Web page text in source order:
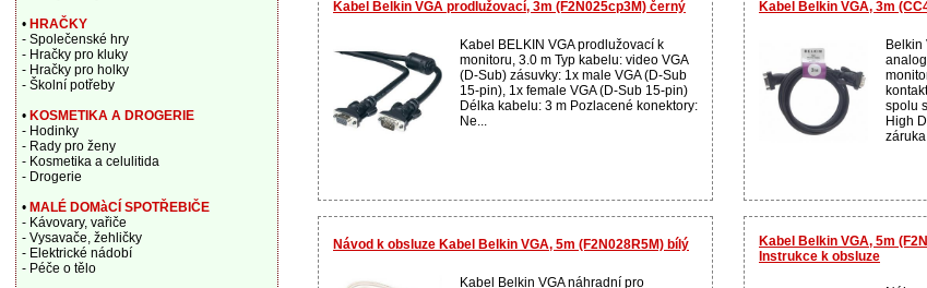
Kabel Belkin VGA prodlužovací, 3m (F2N025cp3M) černý
Kabel BELKIN VGA prodlužovací k
monitoru, 3.0 m Typ kabelu: video VGA
(D-Sub) zásuvky: 1x male VGA (D-Sub
15-pin), 1x female VGA (D-Sub 15-pin)
Délka kabelu: 3 m Pozlacené konektory:
Ne...
Kabel Belkin VGA, 3m
Belkin
spolu
High
Návod k obsluze Kabel Belkin VGA, 5m (F2N028R5M) bílý
Kabel Belkin VGA náhradní pro
Kabel Belkin VGA, 5m
Instrukce k obsluze
• HRAČKY
- Společenské hry
- Hračky pro kluky
- Hračky pro holky
- Školní potřeby
• KOSMETIKA A DROGERIE
- Hodinky
- Rady pro ženy
- Kosmetika a celulitida
- Drogerie
• MALÉ DOMàCÍ SPOTŘEBIČE
- Kávovary, vařiče
- Vysavače, žehličky
- Elektrické nádobí
- Péče o tělo